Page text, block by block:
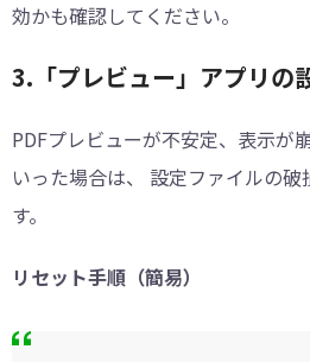
効かも確認してください。
3.「プレビュー」アプリの
PDFプレビューが不安定、表示が
いった場合は、 設定ファイルの
す。
リセット手順（簡易）